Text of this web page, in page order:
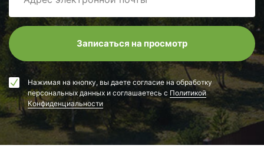
Нажимая на кнопку, вы даете согласие на обработку
персональных данных и соглашаетесь с Политикой
Конфиденциальности